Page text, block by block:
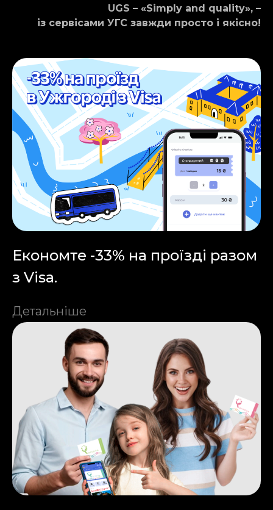
UGS – «Simply and quality», –
із сервісами УГС завжди просто і якісно!
Економте -33% на проїзді разом
з Visa.
Детальніше